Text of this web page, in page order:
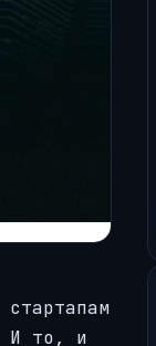
И то, и